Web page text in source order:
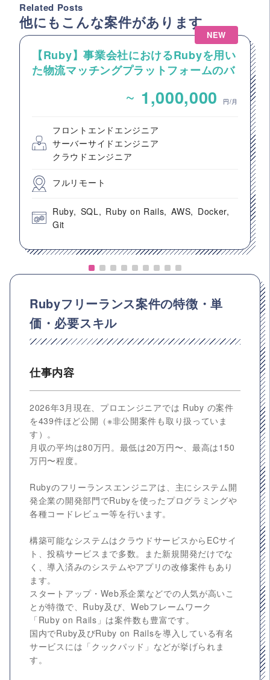
Related Posts
他にもこんな案件があります
NEW
【Ruby】事業会社におけるRubyを用い
た物流マッチングプラットフォームのバ
~ 1,000,000 円/月
フロントエンドエンジニア
サーバーサイドエンジニア
クラウドエンジニア
フルリモート
Ruby SQL Ruby on Rails AWS
Docker
Git
Rubyフリーランス案件の特徴・単
価・必要スキル
仕事内容
2026年3月現在、プロエンジニアでは Ruby の案件
を439件ほど公開（※非公開案件も取り扱っていま
す）。
月収の平均は80万円。最低は20万円〜、最高は150
万円〜程度。
Rubyのフリーランスエンジニアは、主にシステム開
発企業の開発部門でRubyを使ったプログラミングや
各種コードレビュー等を行います。
構築可能なシステムはクラウドサービスからECサイ
ト、投稿サービスまで多数。また新規開発だけでな
く、導入済みのシステムやアプリの改修案件もあり
ます。
スタートアップ・Web系企業などでの人気が高いこ
とが特徴で、Ruby及び、Webフレームワーク
「Ruby on Rails」は案件数も豊富です。
国内でRuby及びRuby on Railsを導入している有名
サービスには「クックパッド」などが挙げられま
す。